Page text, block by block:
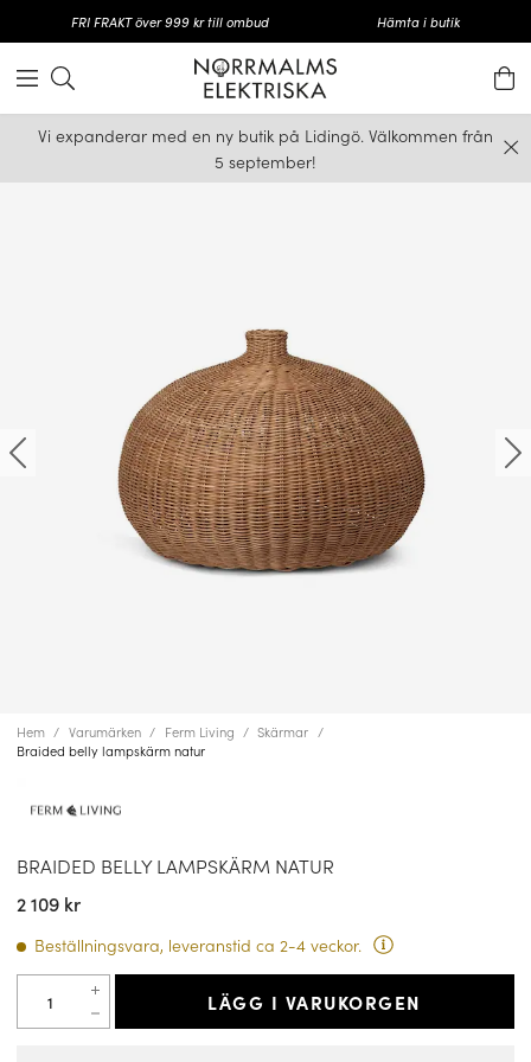
FRI FRAKT över 999 kr till ombud Hämta i butik
Vi expanderar med en ny butik på Lidingö. Välkommen från
5 september!
Hem Varumärken Ferm Living
Skärmar
Braided belly lampskärm natur
BRAIDED BELLY LAMPSKÄRM NATUR
2 109 kr
Beställningsvara, leveranstid ca 2-4 veckor.
LÄGG I VARUKORGEN